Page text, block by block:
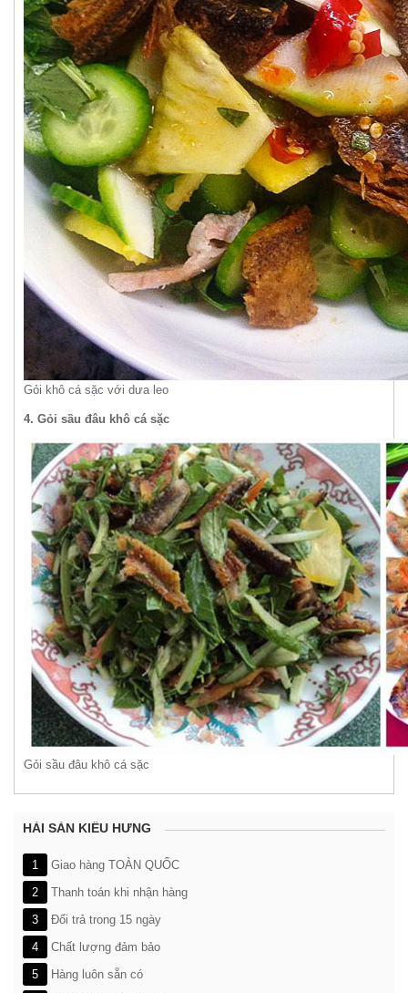
Gỏi khô cá sặc với dưa leo
4. Gỏi sầu đâu khô cá sặc
Gỏi sầu đâu khô cá sặc
HẢI SẢN KIỀU HƯNG
1
Giao hàng TOÀN QUỐC
2
Thanh toán khi nhận hàng
3
Đổi trả trong 15 ngày
4
Chất lượng đảm bảo
5
Hàng luôn sẵn có